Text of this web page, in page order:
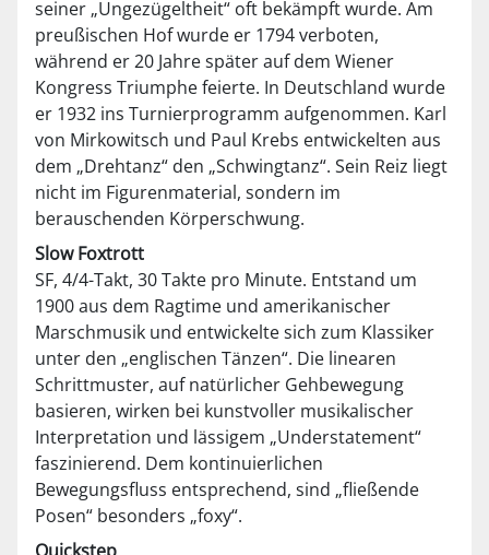
seiner „Ungezügeltheit“ oft bekämpft wurde. Am
preußischen Hof wurde er 1794 verboten,
während er 20 Jahre später auf dem Wiener
Kongress Triumphe feierte. In Deutschland wurde
er 1932 ins Turnierprogramm aufgenommen. Karl
von Mirkowitsch und Paul Krebs entwickelten aus
dem „Drehtanz“ den „Schwingtanz“. Sein Reiz liegt
nicht im Figurenmaterial, sondern im
berauschenden Körperschwung.
Slow Foxtrott
SF, 4/4-Takt, 30 Takte pro Minute. Entstand um
1900 aus dem Ragtime und amerikanischer
Marschmusik und entwickelte sich zum Klassiker
unter den „englischen Tänzen“. Die linearen
Schrittmuster, auf natürlicher Gehbewegung
basieren, wirken bei kunstvoller musikalischer
Interpretation und lässigem „Understatement“
faszinierend. Dem kontinuierlichen
Bewegungsfluss entsprechend, sind „fließende
Posen“ besonders „foxy“.